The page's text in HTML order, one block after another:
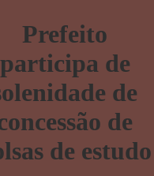
Prefeito
participa de
de
de
de estudo